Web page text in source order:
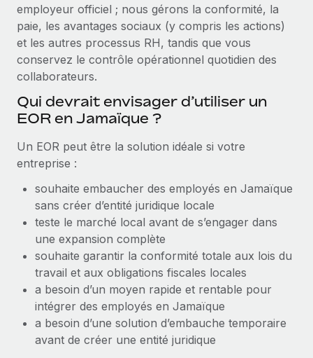
Remote Watchtower
Gardez un temps d’avance sur les risques en
matière de conformité
Gestion des appareils
dans le monde entier
Création d’entité
Établissez des entités rapidement et en toute
conformité
Mobilité et déménagement international
Organisez facilement le déménagement de vos
employés
Avantages sociaux
Gérez facilement les avantages sociaux
BLOG
Paie multipays
EOR et PEO
Taxes
Explorer le blog
BLOG
Mises à jour des produits de Remote :
Intégrations Gusto et Xero et Gestion des
freelances Plus
Remote a toujours pour mission d'aider les entreprises de
toute taille à embaucher, gérer et payer...
En savoir plus
employeur officiel ; nous gérons la conformité, la
paie, les avantages sociaux (y compris les actions)
et les autres processus RH, tandis que vous
conservez le contrôle opérationnel quotidien des
collaborateurs.
Qui devrait envisager d’utiliser un
EOR en Jamaïque ?
Un EOR peut être la solution idéale si votre
entreprise :
souhaite embaucher des employés en Jamaïque
sans créer d’entité juridique locale
teste le marché local avant de s’engager dans
une expansion complète
souhaite garantir la conformité totale aux lois du
travail et aux obligations fiscales locales
a besoin d’un moyen rapide et rentable pour
intégrer des employés en Jamaïque
a besoin d’une solution d’embauche temporaire
avant de créer une entité juridique